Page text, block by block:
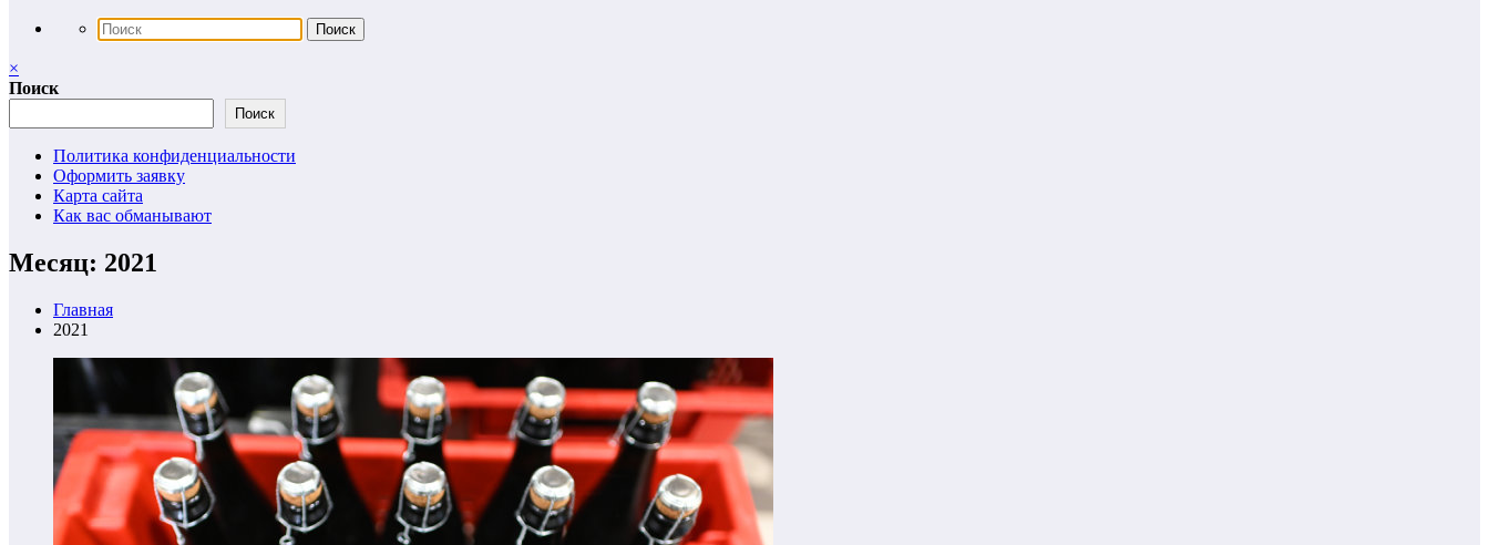
×
Поиск
Поиск
Политика конфиденциальности
Оформить заявку
Карта сайта
Как вас обманывают
Месяц: 2021
Главная
2021